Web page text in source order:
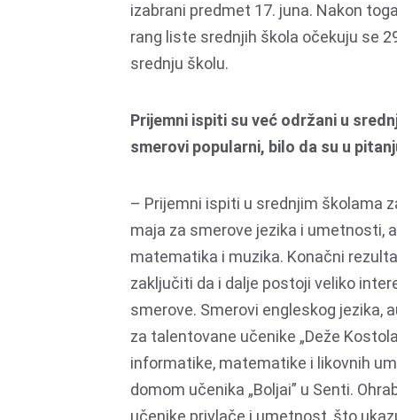
izabrani predmet 17. juna. Nakon
rang liste srednjih škola očekuju se
srednju školu.
Prijemni ispiti su već održani u
smerovi popularni, bilo da su u
– Prijemni ispiti u srednjim školama
maja za smerove jezika i umetnosti,
matematika i muzika. Konačni
zaključiti da i dalje postoji veliko
smerove. Smerovi engleskog jezika,
za talentovane učenike „Deže
informatike, matematike i likovnih
domom učenika „Boljai” u Senti.
učenike privlače i umetnost, što